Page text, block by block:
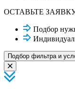
ОСТАВЬТЕ
Подбор
Подбор фильтра и